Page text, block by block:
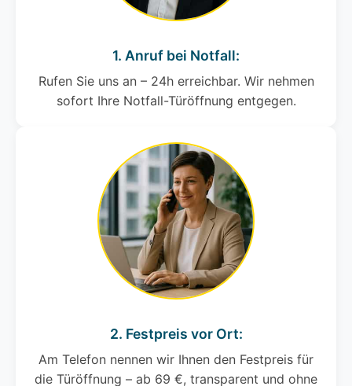
1. Anruf bei Notfall:
Rufen Sie uns an – 24h erreichbar. Wir nehmen
sofort Ihre Notfall-Türöffnung entgegen.
2. Festpreis vor Ort:
Am Telefon nennen wir Ihnen den Festpreis für
die Türöffnung – ab 69 €, transparent und ohne